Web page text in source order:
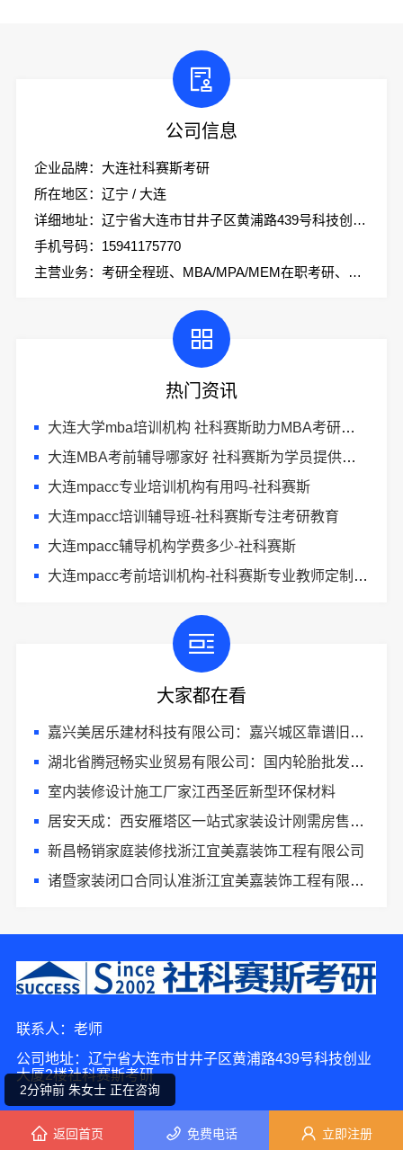
公司信息
企业品牌：大连社科赛斯考研
所在地区：辽宁 / 大连
详细地址：辽宁省大连市甘井子区黄浦路439号科技创业大厦2楼社科赛斯考研
手机号码：15941175770
主营业务：考研全程班、MBA/MPA/MEM在职考研、会计专硕、考研集训营
热门资讯
大连大学mba培训机构 社科赛斯助力MBA考研成功
大连MBA考前辅导哪家好 社科赛斯为学员提供优质的MBA教学服务
大连mpacc专业培训机构有用吗-社科赛斯
大连mpacc培训辅导班-社科赛斯专注考研教育
大连mpacc辅导机构学费多少-社科赛斯
大连mpacc考前培训机构-社科赛斯专业教师定制专属课程
大家都在看
嘉兴美居乐建材科技有限公司：嘉兴城区靠谱旧房改造推荐
湖北省腾冠畅实业贸易有限公司：国内轮胎批发公司流程
室内装修设计施工厂家江西圣匠新型环保材料
居安天成：西安雁塔区一站式家装设计刚需房售后完善
新昌畅销家庭装修找浙江宜美嘉装饰工程有限公司
诸暨家装闭口合同认准浙江宜美嘉装饰工程有限公司
联系人：老师
公司地址：辽宁省大连市甘井子区黄浦路439号科技创业
大厦2楼社科赛斯考研
2分钟前 张女士 正在咨询
2分钟前 朱女士 正在咨询
9分钟前 韩女士 正在咨询
返回首页 免费电话 立即注册